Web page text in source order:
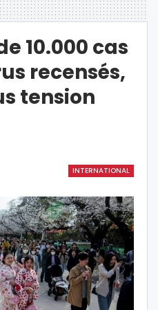
10.000 cas
recensés,
tension
INTERNATIONAL